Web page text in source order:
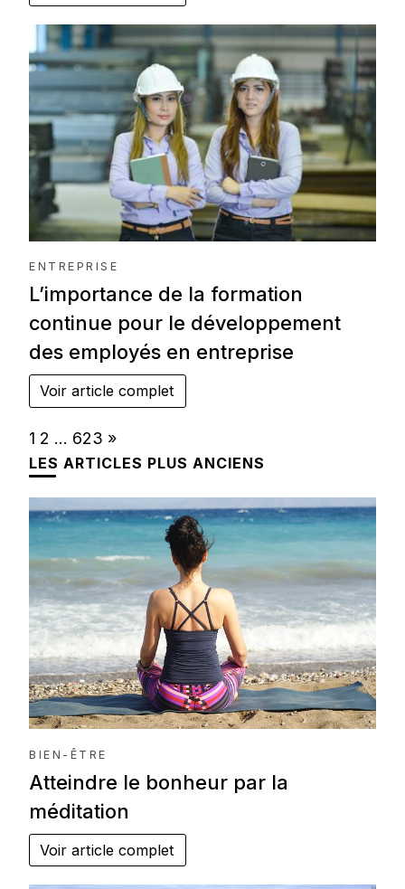
ENTREPRISE
L’importance de la formation
continue pour le développement
des employés en entreprise
Voir article complet
Page:
1 2 … 623 Next
»
LES ARTICLES PLUS ANCIENS
BIEN-ÊTRE
Atteindre le bonheur par la
méditation
Voir article complet